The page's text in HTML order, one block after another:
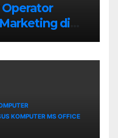
di
KOMPUTER MS OFFICE